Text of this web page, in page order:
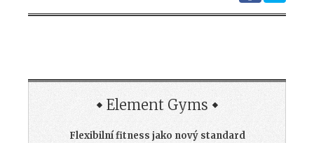
Element Gyms
Flexibilní fitness jako nový standard